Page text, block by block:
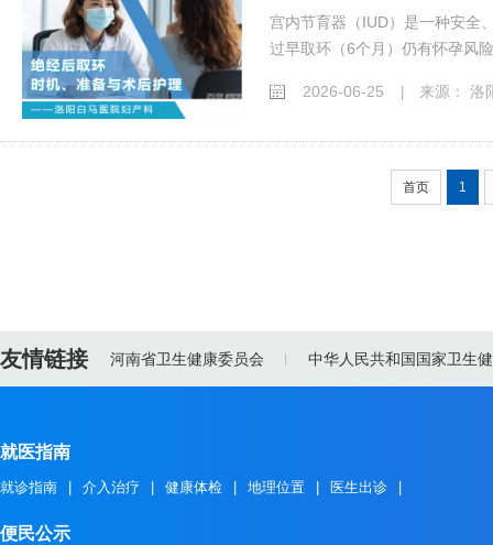
宫内节育器（IUD）是一种安全
过早取环（6个月）仍有怀孕风
2026-06-25 来源： 洛
首页 1
友情链接 河南省卫生健康委员会 中华人民共和国国家卫生
就医指南
就诊指南 介入治疗 健康体检 地理位置 医生出诊
便民公示